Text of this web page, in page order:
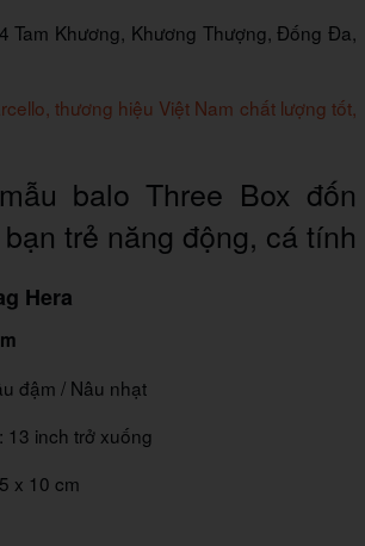
Tam Khương, Khương Thượng, Đống Đa,
thương hiệu Việt Nam chất lượng tốt,
balo Three Box đốn
trẻ năng động, cá tính
Hera
đậm / Nâu nhạt
13 inch trở xuống
x 10 cm